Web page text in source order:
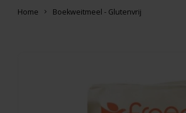
Home Boekweitmeel - Glutenvrij